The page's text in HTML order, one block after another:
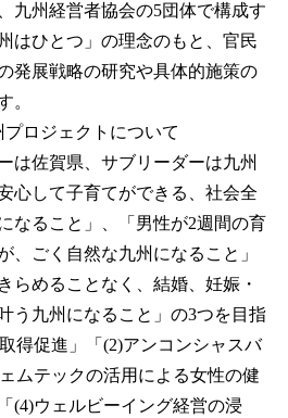
九州経営者協会の5団体で構成す
はひとつ」の理念のもと、官民
発展戦略の研究や具体的施策の
。
ロジェクトについて
は佐賀県、サブリーダーは九州
心して子育てができる、社会全
なること」、「男性が2週間の育
、ごく自然な九州になること」
らめることなく、結婚、妊娠・
う九州になること」の3つを目指
得促進」「(2)アンコンシャスバ
ムテックの活用による女性の健
(4)ウェルビーイング経営の浸